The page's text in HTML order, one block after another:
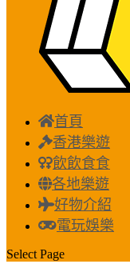
首頁
香港樂遊
飲飲食食
各地樂遊
好物介紹
電玩娛樂
Select Page